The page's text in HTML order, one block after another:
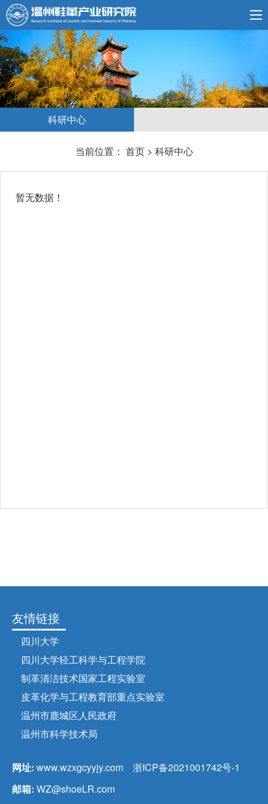
科研中心
当前位置： 首页> 科研中心
暂无数据！
友情链接
四川大学
四川大学轻工科学与工程学院
制革清洁技术国家工程实验室
皮革化学与工程教育部重点实验室
温州市鹿城区人民政府
温州市科学技术局
网址: www.wzxgcyyjy.com
浙ICP备2021001742号-1
邮箱: WZ@shoeLR.com